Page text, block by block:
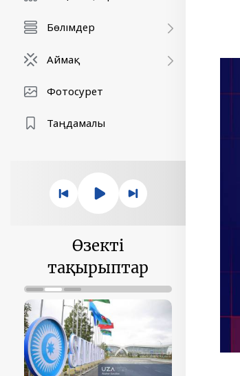
Бөлімдер
Аймақ
Фотосурет
Таңдамалы
Өзекті
тақырыптар